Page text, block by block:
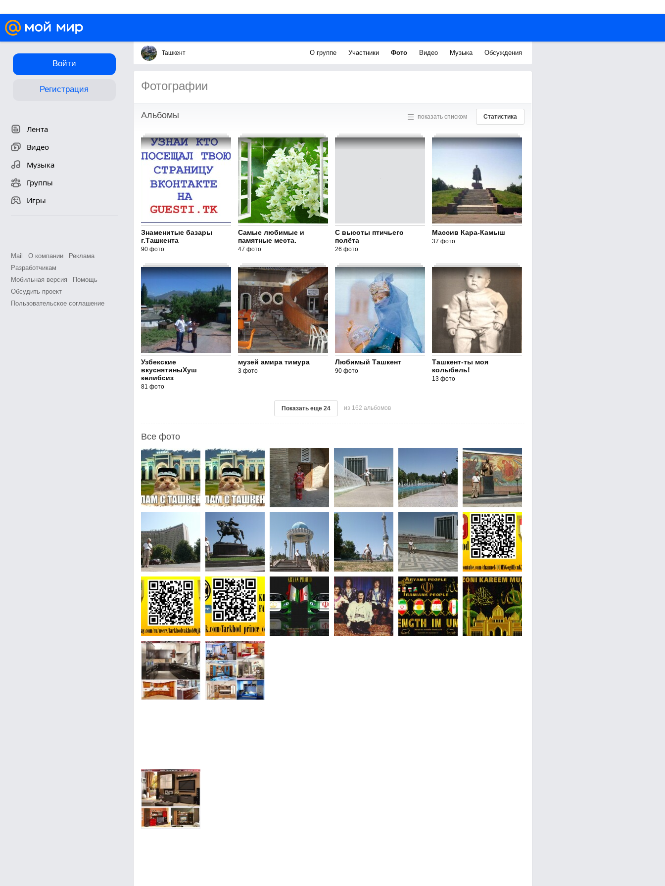
Войти
Регистрация
Лента
Видео
Музыка
Группы
Игры
Mail О компании
Реклама
Разработчикам
Мобильная версия
Помощь
Обсудить проект
Пользовательское соглашение
Ташкент О группе Участники Фото Видео Музыка Обсуждения
Фотографии
показать списком Статистика
Альбомы
Знаменитые базары
г.Ташкента
90 фото
Самые любимые и
памятные места.
47 фото
С высоты птичьего
полёта
26 фото
Массив Кара-Камыш
37 фото
Узбекские
вкуснятиныХуш
келибсиз
81 фото
музей амира тимура
3 фото
Любимый Ташкент
90 фото
Ташкент-ты моя
колыбель!
13 фото
Показать еще 24 из 162 альбомов
Все фото